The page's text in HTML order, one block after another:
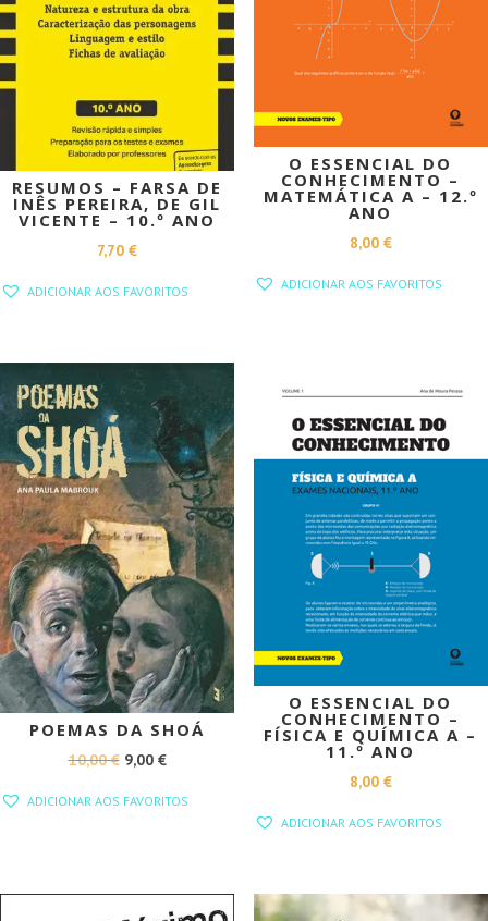
RESUMOS – FARSA DE
INÊS PEREIRA, DE GIL
VICENTE – 10.º ANO
7,70€
ADICIONAR AOS FAVORITOS
O ESSENCIAL DO
CONHECIMENTO –
MATEMÁTICA A – 12.º
ANO
8,00 €
ADICIONAR AOS FAVORITOS
PROMOÇÃO!
POEMAS DA SHOÁ
10,00€ O
9,00 €O
ADICIONAR AOS FAVORITOS
O ESSENCIAL DO
CONHECIMENTO –
FÍSICA E QUÍMICA A –
11.º ANO
8,00 €
ADICIONAR AOS FAVORITOS